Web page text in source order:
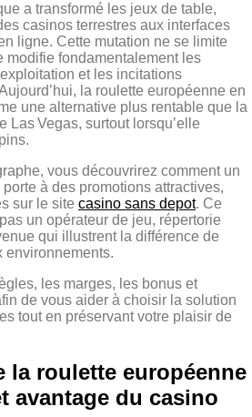
a transformé les jeux de table,
casinos terrestres aux interfaces
ligne. Cette mutation ne se limite
modifie fondamentalement les
et les incitations
la roulette européenne en
une alternative plus rentable que la
Las Vegas, surtout lorsqu’elle
vous découvrirez comment un
à des promotions attractives,
sur le site casino sans depot. Ce
un opérateur de jeu, répertorie
qui illustrent la différence de
environnements.
les marges, les bonus et
de vous aider à choisir la solution
tout en préservant votre plaisir de
la roulette européenne
avantage du casino